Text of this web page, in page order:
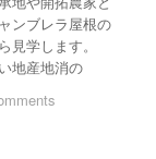
ンブレラ屋根の
見学します。
地産地消の